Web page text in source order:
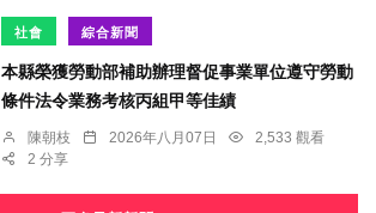
社會 綜合新聞
本縣榮獲勞動部補助辦理督促事業單位遵守勞動
條件法令業務考核丙組甲等佳績
陳朝枝 2026年八月07日
2,533 觀看
2 分享